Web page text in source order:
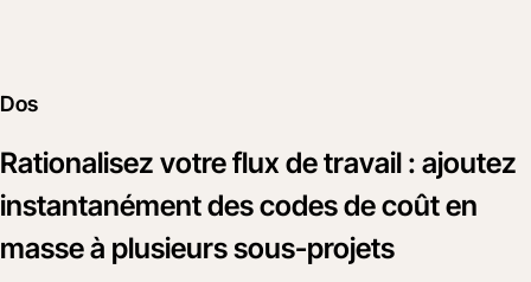
Dos
Rationalisez votre flux de travail : ajoutez
instantanément des codes de coût en
masse à plusieurs sous-projets